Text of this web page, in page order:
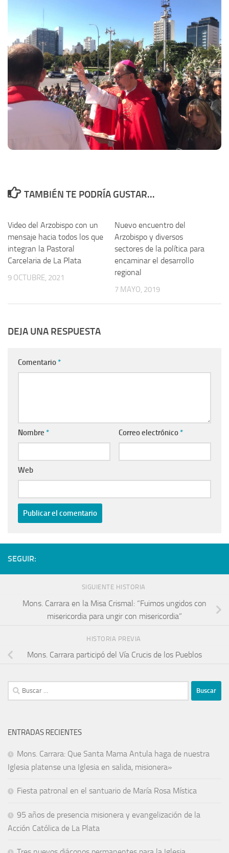
TAMBIÉN TE PODRÍA GUSTAR...
Video del Arzobispo con un
mensaje hacia todos los que
integran la Pastoral
Carcelaria de La Plata
9 OCTUBRE, 2021
Nuevo encuentro del
Arzobispo y diversos
sectores de la política para
encaminar el desarrollo
regional
7 MAYO, 2019
DEJA UNA RESPUESTA
Comentario *
Nombre * Correo electrónico *
Web
SEGUIR:
SIGUIENTE HISTORIA
Mons. Carrara en la Misa Crismal: “Fuimos ungidos con
misericordia para ungir con misericordia”
HISTORIA PREVIA
Mons. Carrara participó del Vía Crucis de los Pueblos
ENTRADAS RECIENTES
Mons. Carrara: Que Santa Mama Antula haga de nuestra
Iglesia platense una Iglesia en salida, misionera»
Fiesta patronal en el santuario de María Rosa Mística
95 años de presencia misionera y evangelización de la
Acción Católica de La Plata